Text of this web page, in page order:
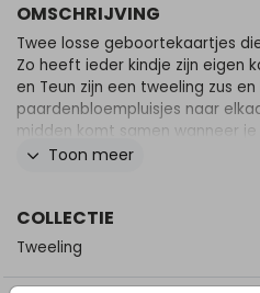
OMSCHRIJVING
Twee losse geboortekaartjes
Zo heeft ieder kindje zijn eigen
en Teun zijn een tweeling zus
paardenbloempluisjes naar
midden komt samen wanneer
legt. De kindjes zijn omringd
Toon meer
COLLECTIE
Tweeling